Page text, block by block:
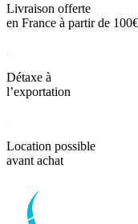
Livraison offerte
en France à partir de 100€
Détaxe à
l’exportation
Location possible
avant achat